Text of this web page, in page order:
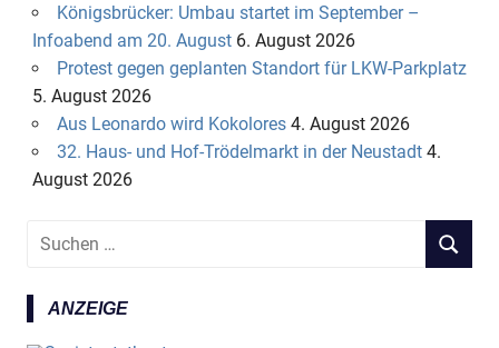
Königsbrücker: Umbau startet im September –
Infoabend am 20. August 6. August 2026
Protest gegen geplanten Standort für LKW-Parkplatz
5. August 2026
Aus Leonardo wird Kokolores 4. August 2026
32. Haus- und Hof-Trödelmarkt in der Neustadt 4.
August 2026
c
h
S
ANZEIGE